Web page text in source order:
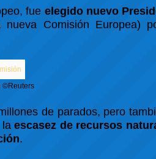
fue elegido nuevo
Comisión Europea)
©Reuters
de parados, pero
laescasez de recursos
.